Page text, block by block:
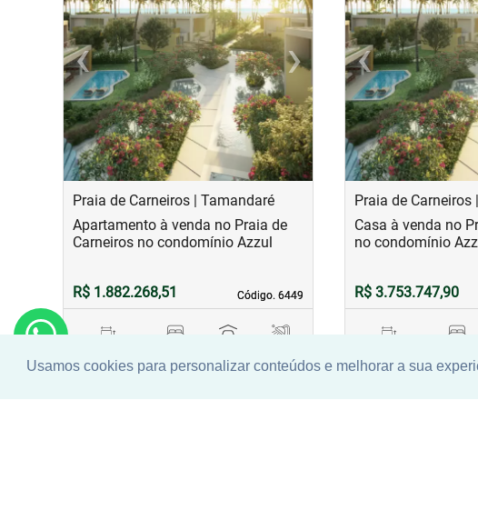
Usamos cookies para personalizar conteúdos e melhorar a sua
‹Previous ›Next
Praia de Carneiros | Tamandaré
Código. 6449
Código. 6449
Apartamento à venda no Praia de
Carneiros no condomínio Azzul
R$ 1.882.268,51
Área principal
quarto(s)
Vaga(s)
banho(s)
‹Previous
Praia de Carneiros
Casa à venda no
no condomínio
R$ 3.753.747,90
Área principal